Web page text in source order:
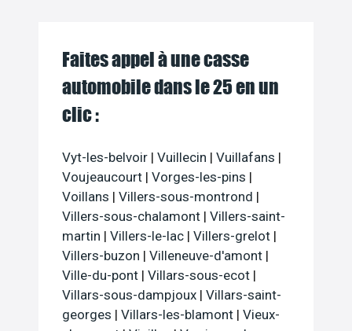
Faites appel à une casse
automobile dans le 25 en un
clic :
Vyt-les-belvoir | Vuillecin | Vuillafans |
Voujeaucourt | Vorges-les-pins |
Voillans | Villers-sous-montrond |
Villers-sous-chalamont | Villers-saint-
martin | Villers-le-lac | Villers-grelot |
Villers-buzon | Villeneuve-d'amont |
Ville-du-pont | Villars-sous-ecot |
Villars-sous-dampjoux | Villars-saint-
georges | Villars-les-blamont | Vieux-